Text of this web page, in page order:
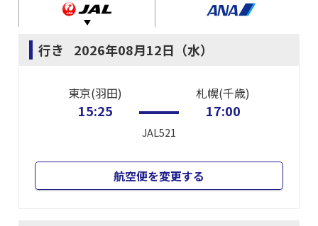
行き 2026年08月12日（水）
東京(羽田)
15:25
JAL521
札幌(千歳)
17:00
航空便を変更する